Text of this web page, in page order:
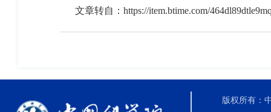
文章转自： https://item.btime.com/
版权所有：